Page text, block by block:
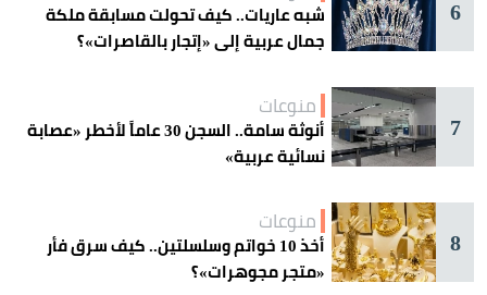
6
شبه عاريات.. كيف تحولت مسابقة ملكة
جمال عربية إلى «إتجار بالقاصرات»؟
7
منوعات
أنوثة سامة.. السجن 30 عاماً لأخطر «عصابة
نسائية عربية»
8
منوعات
أخذ 10 خواتم وسلسلتين.. كيف سرق فأر
«متجر مجوهرات»؟